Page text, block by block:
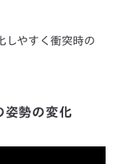
しやすく衝突時の
姿勢の変化